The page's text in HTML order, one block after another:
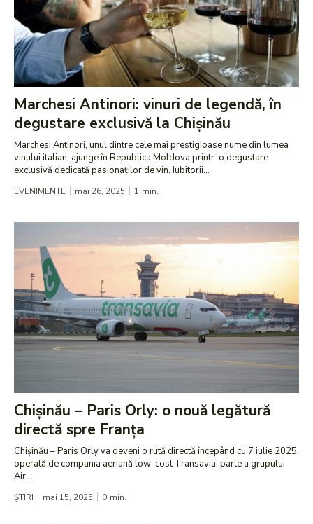
Marchesi Antinori: vinuri de legendă, în
degustare exclusivă la Chișinău
Marchesi Antinori, unul dintre cele mai prestigioase nume din lumea
vinului italian, ajunge în Republica Moldova printr-o degustare
exclusivă dedicată pasionaților de vin. Iubitorii...
EVENIMENTE mai 26, 2025 1 min.
Chișinău – Paris Orly: o nouă legătură
directă spre Franța
Chișinău – Paris Orly va deveni o rută directă începând cu 7 iulie 2025,
operată de compania aeriană low-cost Transavia, parte a grupului
Air...
ȘTIRI mai 15, 2025 0 min.